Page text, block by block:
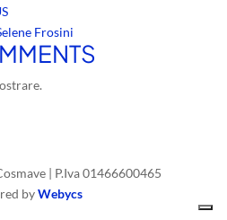
Frosini
| P.Iva 01466600465
byWebycs